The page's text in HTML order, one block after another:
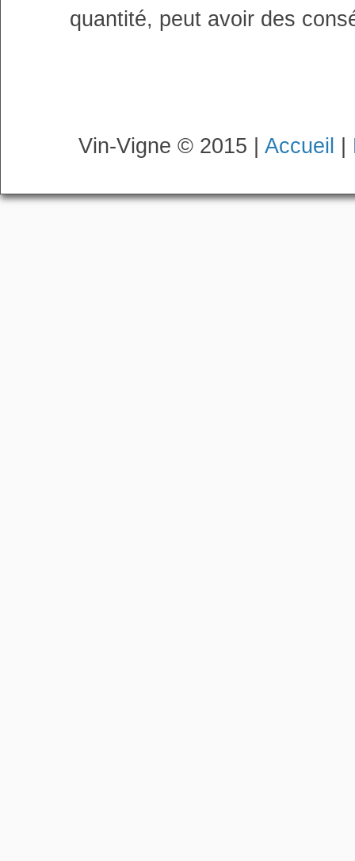
quantité, peut avoir des
Vin-Vigne © 2015 | Accueil